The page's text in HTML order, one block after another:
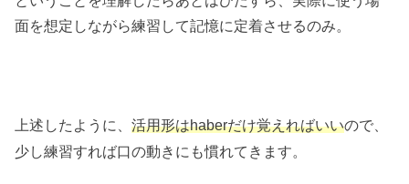
面を想定しながら練習して記憶に定着させるのみ。
上述したように、活用形はhaberだけ覚えればいいので、
少し練習すれば口の動きにも慣れてきます。